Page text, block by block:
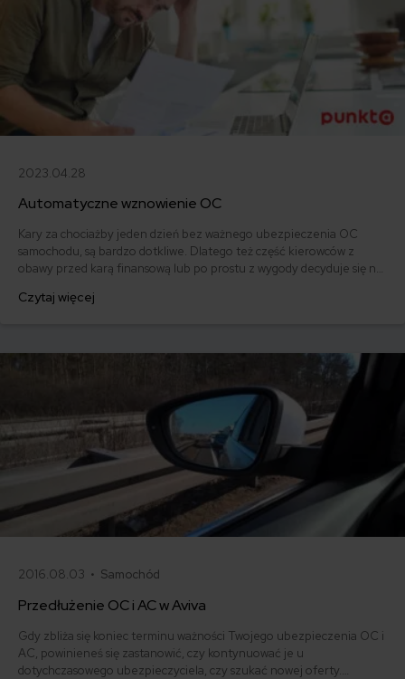
2023.04.28
Automatyczne wznowienie OC
Kary za chociażby jeden dzień bez ważnego ubezpieczenia OC
samochodu, są bardzo dotkliwe. Dlatego też część kierowców z
obawy przed karą finansową lub po prostu z wygody decyduje się na
przedłużenie okresu ochrony auta.
Czytaj więcej
2016.08.03 • Samochód
Przedłużenie OC i AC w Aviva
Gdy zbliża się koniec terminu ważności Twojego ubezpieczenia OC i
AC, powinieneś się zastanowić, czy kontynuować je u
dotychczasowego ubezpieczyciela, czy szukać nowej oferty.